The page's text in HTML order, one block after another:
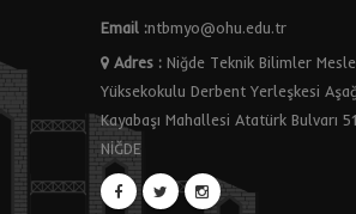
Email :ntbmyo@ohu.edu.tr
Adres:Niğde Teknik Bilimler
Yüksekokulu Derbent Yerleşkesi
Kayabaşı Mahallesi Atatürk Bulvarı
NİĞDE